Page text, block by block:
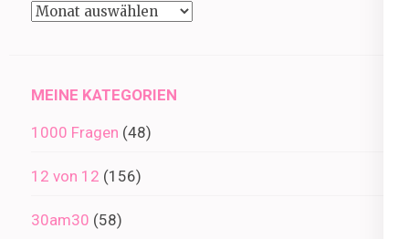
Beiträge
MEINE KATEGORIEN
1000 Fragen (48)
12 von 12 (156)
30am30 (58)